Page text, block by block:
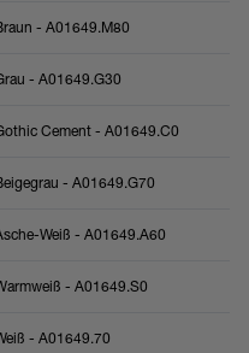
- A01649.M80
- A01649.G30
Cement - A01649.C0
- A01649.G70
Weiß - A01649.A60
- A01649.S0
- A01649.70